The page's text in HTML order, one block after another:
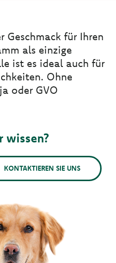
Geschmack für Ihren
als einzige
ist es ideal auch für
Ohne
oder GVO
wissen?
KONTAKTIEREN SIE UNS